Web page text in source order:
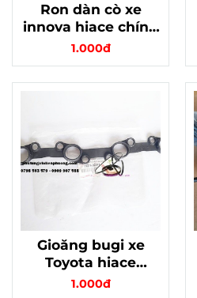
Ron dàn cò xe
innova hiace chính
hãng mã
1.000đ
Gioăng bugi xe
Toyota hiace
innova fortuner
1.000đ